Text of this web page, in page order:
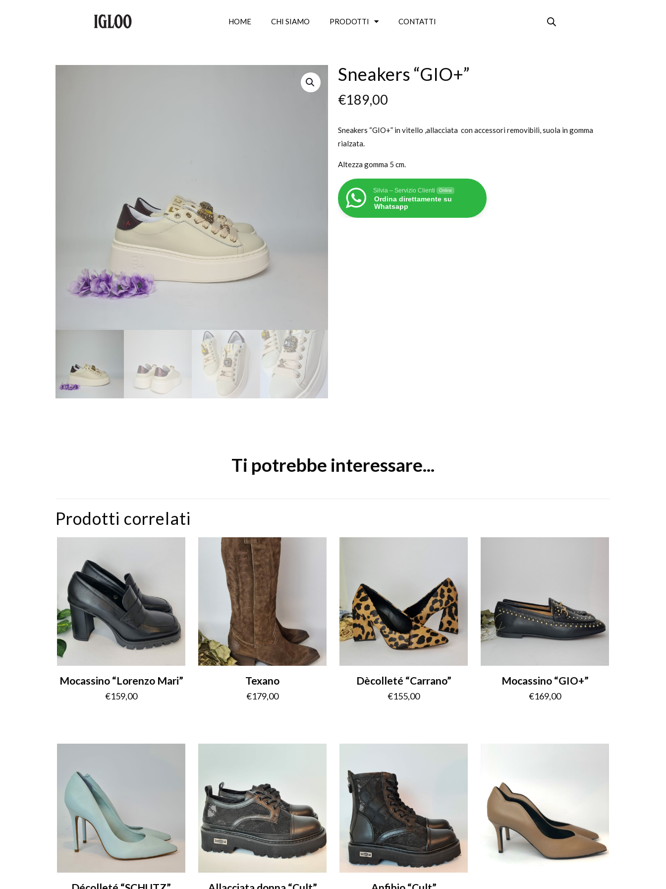
HOME CHI SIAMO PRODOTTI CONTATTI
Sneakers “GIO+”
€189,00
Sneakers “GIO+” in vitello ,allacciata con accessori removibili, suola in gomma
rialzata.
Altezza gomma 5 cm.
Silvia – Servizio Clienti Online
Ordina direttamente su
Whatsapp
Ti potrebbe interessare...
Prodotti correlati
Mocassino “Lorenzo Mari”
€159,00
Texano
€179,00
Dècolleté “Carrano”
€155,00
Mocassino “GIO+”
€169,00